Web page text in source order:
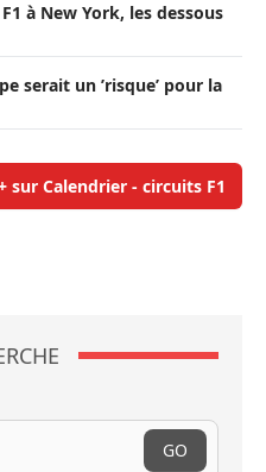
à New York, les dessous
serait un ’risque’ pour la
sur Calendrier - circuits F1
GO